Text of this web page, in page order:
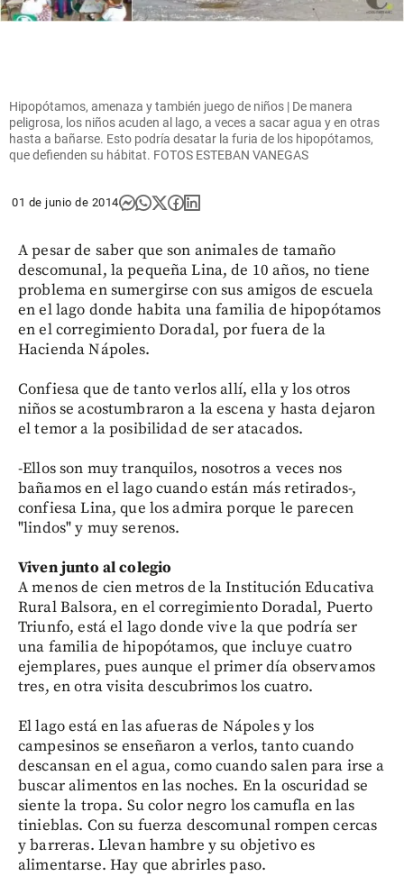
Hipopótamos, amenaza y también juego de niños | De manera
peligrosa, los niños acuden al lago, a veces a sacar agua y en otras
hasta a bañarse. Esto podría desatar la furia de los hipopótamos,
que defienden su hábitat. FOTOS ESTEBAN VANEGAS
01 de junio de 2014
A pesar de saber que son animales de tamaño
descomunal, la pequeña Lina, de 10 años, no tiene
problema en sumergirse con sus amigos de escuela
en el lago donde habita una familia de hipopótamos
en el corregimiento Doradal, por fuera de la
Hacienda Nápoles.
Confiesa que de tanto verlos allí, ella y los otros
niños se acostumbraron a la escena y hasta dejaron
el temor a la posibilidad de ser atacados.
-Ellos son muy tranquilos, nosotros a veces nos
bañamos en el lago cuando están más retirados-,
confiesa Lina, que los admira porque le parecen
"lindos" y muy serenos.
Viven junto al colegio
A menos de cien metros de la Institución Educativa
Rural Balsora, en el corregimiento Doradal, Puerto
Triunfo, está el lago donde vive la que podría ser
una familia de hipopótamos, que incluye cuatro
ejemplares, pues aunque el primer día observamos
tres, en otra visita descubrimos los cuatro.
El lago está en las afueras de Nápoles y los
campesinos se enseñaron a verlos, tanto cuando
descansan en el agua, como cuando salen para irse a
buscar alimentos en las noches. En la oscuridad se
siente la tropa. Su color negro los camufla en las
tinieblas. Con su fuerza descomunal rompen cercas
y barreras. Llevan hambre y su objetivo es
alimentarse. Hay que abrirles paso.